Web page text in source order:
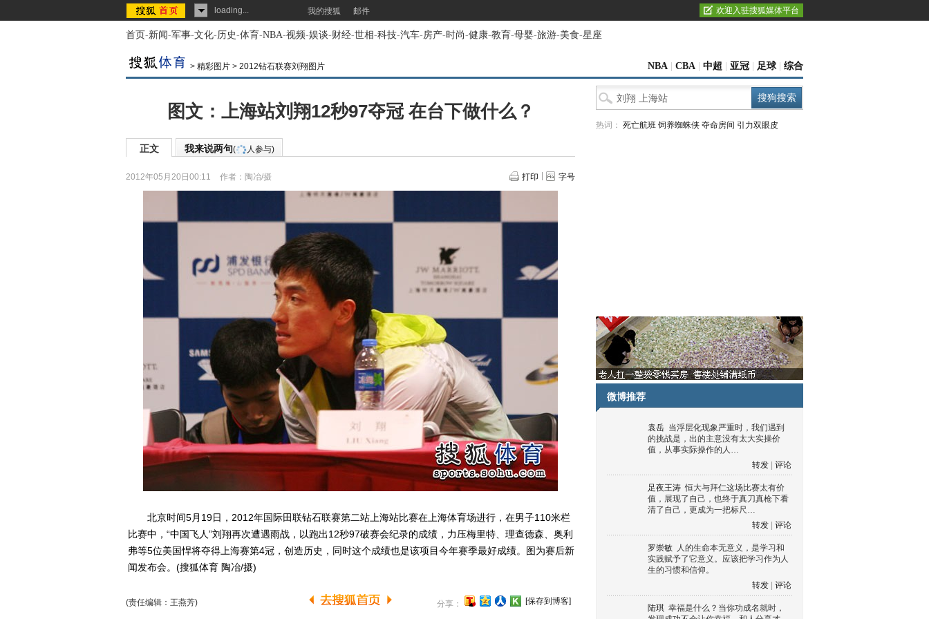
loading... 我的搜狐 邮件 欢迎入驻搜狐媒体平台
首页-新闻-军事-文化-历史-体育-NBA-视频-娱谈-财经-世相-科技-汽车-房产-时尚-健康-教育-母婴-旅游-美食-星座
> 精彩图片 > 2012钻石联赛刘翔图片 NBA CBA 中超 亚冠 足球 综合
图文：上海站刘翔12秒97夺冠 在台下做什么？
正文 我来说两句( 人参与)
2012年05月20日00:11 作者：陶冶/摄 打印 字号
北京时间5月19日，2012年国际田联钻石联赛第二站上海站比赛在上海体育场进行，在男子110米栏
比赛中，“中国飞人”刘翔再次遭遇雨战，以跑出12秒97破赛会纪录的成绩，力压梅里特、理查德森、奥利
弗等5位美国悍将夺得上海赛第4冠，创造历史，同时这个成绩也是该项目今年赛季最好成绩。图为赛后新
闻发布会。(搜狐体育 陶冶/摄)
(责任编辑：王燕芳) 分享： [保存到博客]
热词： 死亡航班 饲养蜘蛛侠 夺命房间 引力双眼皮
微博推荐
袁岳 当浮层化现象严重时，我们遇到
的挑战是，出的主意没有太大实操价
值，从事实际操作的人…
转发
评论
足夜王涛 恒大与拜仁这场比赛太有价
值，展现了自己，也终于真刀真枪下看
清了自己，更成为一把标尺…
转发
评论
罗崇敏 人的生命本无意义，是学习和
实践赋予了它意义。应该把学习作为人
生的习惯和信仰。
转发
评论
陆琪 幸福是什么？当你功成名就时，